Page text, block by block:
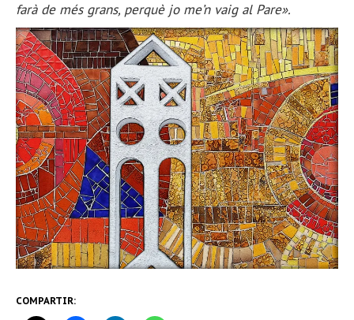
farà de més grans, perquè jo me’n vaig al Pare».
COMPARTIR: